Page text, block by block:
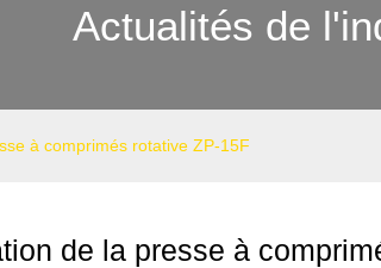
Actualités de
à comprimés rotative ZP-15F
de la presse à